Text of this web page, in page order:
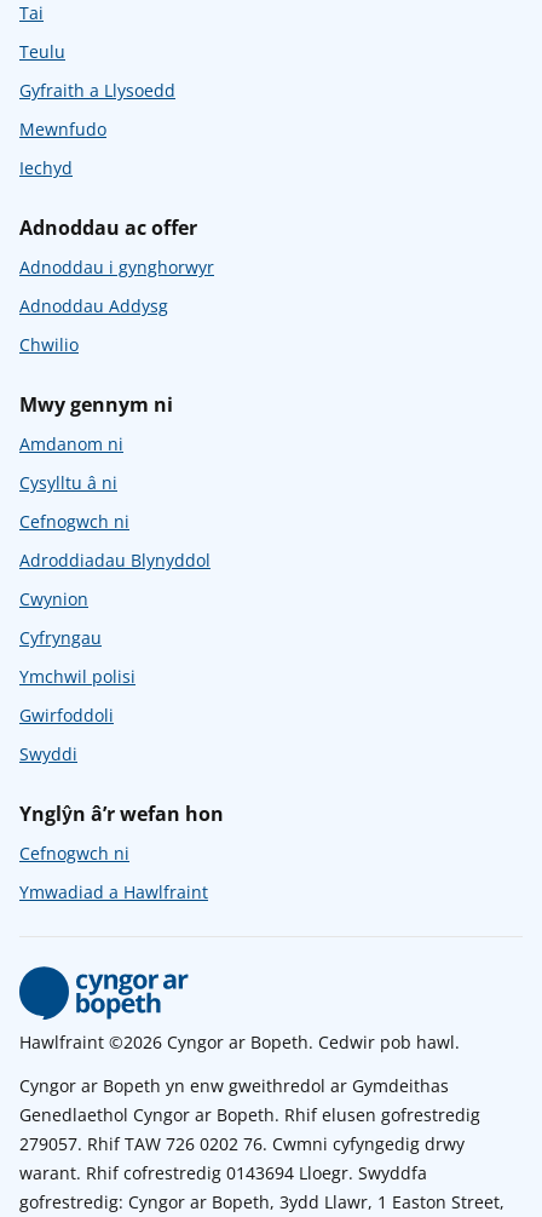
Tai
Teulu
Gyfraith a Llysoedd
Mewnfudo
Iechyd
Adnoddau ac offer
Adnoddau i gynghorwyr
Adnoddau Addysg
Chwilio
Mwy gennym ni
Amdanom ni
Cysylltu â ni
Cefnogwch ni
Adroddiadau Blynyddol
Cwynion
Cyfryngau
Ymchwil polisi
Gwirfoddoli
Swyddi
Ynglŷn â’r wefan hon
Cefnogwch ni
Ymwadiad a Hawlfraint
Hawlfraint ©2026 Cyngor ar Bopeth. Cedwir pob hawl.
Cyngor ar Bopeth yn enw gweithredol ar Gymdeithas
Genedlaethol Cyngor ar Bopeth. Rhif elusen gofrestredig
279057. Rhif TAW 726 0202 76. Cwmni cyfyngedig drwy
warant. Rhif cofrestredig 0143694 Lloegr. Swyddfa
gofrestredig: Cyngor ar Bopeth, 3ydd Llawr, 1 Easton Street,